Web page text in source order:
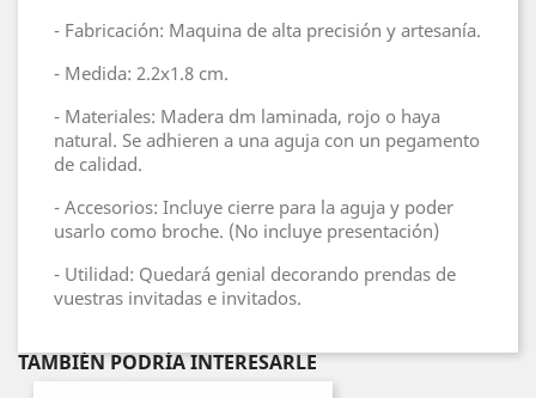
- Fabricación: Maquina de alta precisión y artesanía.
- Medida: 2.2x1.8 cm.
- Materiales: Madera dm laminada, rojo o haya
natural. Se adhieren a una aguja con un pegamento
de calidad.
- Accesorios: Incluye cierre para la aguja y poder
usarlo como broche. (No incluye presentación)
- Utilidad: Quedará genial decorando prendas de
vuestras invitadas e invitados.
TAMBIÉN PODRÍA INTERESARLE